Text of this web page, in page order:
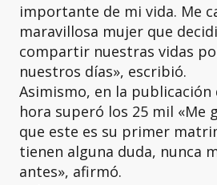
importante de mi vida. Me
maravillosa mujer que
compartir nuestras vidas
nuestros días», escribió.
Asimismo, en la publicación
hora superó los 25 mil «Me
que este es su primer
tienen alguna duda, nunca
antes», afirmó.